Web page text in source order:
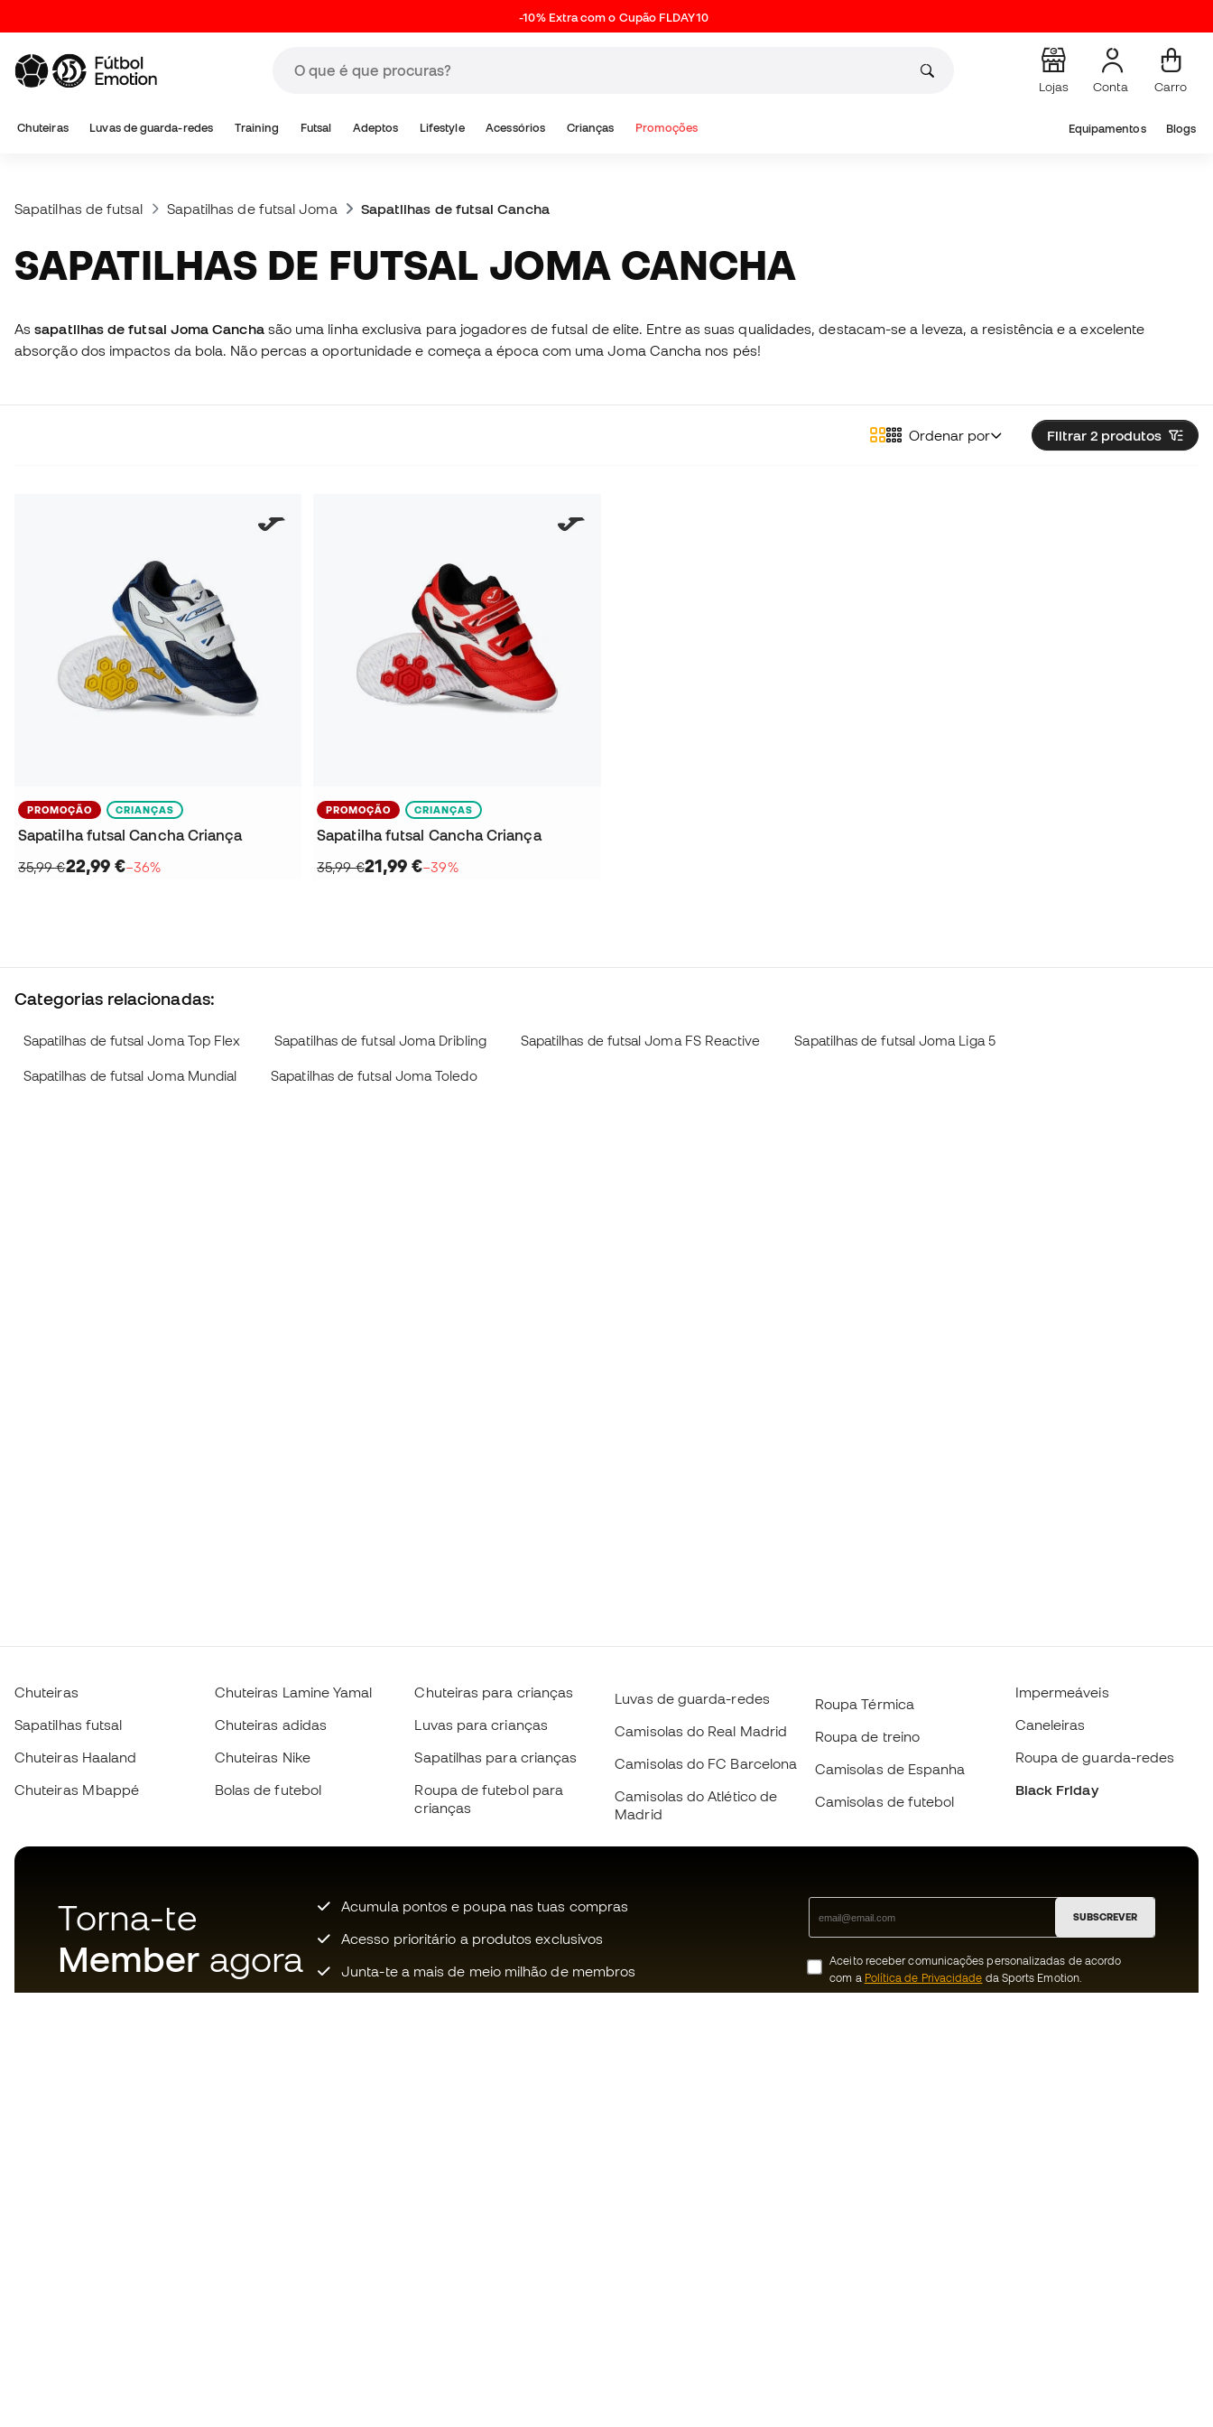
-10% Extra com o Cupão FLDAY10
Lojas Conta Carro
Chuteiras Luvas de guarda-redes Training Futsal Adeptos Lifestyle Acessórios Crianças Promoções Equipamentos Blogs
Sapatilhas de futsal Sapatilhas de futsal Joma Sapatilhas de futsal Cancha
SAPATILHAS DE FUTSAL JOMA CANCHA
Assapatilhas de futsal Joma Canchasão uma linha exclusiva para jogadores de futsal de elite. Entre as suas qualidades, destacam-se a leveza, a resistência e a excelente
absorção dos impactos da bola. Não percas a oportunidade e começa a época com uma Joma Cancha nos pés!
Filtrar 2 produtos
Ordenar por
PROMOÇÃO CRIANÇAS
Sapatilha futsal Cancha Criança
35,99 €22,99 €−36%
PROMOÇÃO CRIANÇAS
Sapatilha futsal Cancha Criança
35,99 €21,99 €−39%
Categorias relacionadas:
Sapatilhas de futsal Joma Top Flex Sapatilhas de futsal Joma Dribling Sapatilhas de futsal Joma FS Reactive Sapatilhas de futsal Joma Liga 5
Sapatilhas de futsal Joma Mundial Sapatilhas de futsal Joma Toledo
Chuteiras
Sapatilhas futsal
Chuteiras Haaland
Chuteiras Mbappé
Chuteiras Lamine Yamal
Chuteiras adidas
Chuteiras Nike
Bolas de futebol
Chuteiras para crianças
Luvas para crianças
Sapatilhas para crianças
Roupa de futebol para
crianças
Luvas de guarda-redes
Camisolas do Real Madrid
Camisolas do FC Barcelona
Camisolas do Atlético de
Madrid
Roupa Térmica
Roupa de treino
Camisolas de Espanha
Camisolas de futebol
Impermeáveis
Caneleiras
Roupa de guarda-redes
Black Friday
Torna-te
Member agora
Acumula pontos e poupa nas tuas compras
Acesso prioritário a produtos exclusivos
Junta-te a mais de meio milhão de membros
SUBSCREVER
Aceito receber comunicações personalizadas de acordo
com a Política de Privacidade da Sports Emotion.